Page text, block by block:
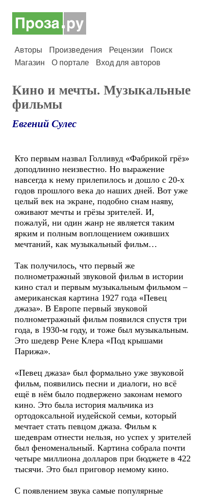
Авторы Произведения Рецензии
Поиск
Магазин
О портале Вход для авторов
Кино и мечты. Музыкальные
фильмы
Евгений Сулес
Кто первым назвал Голливуд «Фабрикой грёз»
доподлинно неизвестно. Но выражение
навсегда к нему прилепилось и дошло с 20-х
годов прошлого века до наших дней. Вот уже
целый век на экране, подобно снам наяву,
оживают мечты и грёзы зрителей. И,
пожалуй, ни один жанр не является таким
ярким и полным воплощением оживших
мечтаний, как музыкальный фильм…
Так получилось, что первый же
полнометражный звуковой фильм в истории
кино стал и первым музыкальным фильмом –
американская картина 1927 года «Певец
джаза». В Европе первый звуковой
полнометражный фильм появился спустя три
года, в 1930-м году, и тоже был музыкальным.
Это шедевр Рене Клера «Под крышами
Парижа».
«Певец джаза» был формально уже звуковой
фильм, появились песни и диалоги, но всё
ещё в нём было подвержено законам немого
кино. Это была история мальчика из
ортодоксальной иудейской семьи, который
мечтает стать певцом джаза. Фильм к
шедеврам отнести нельзя, но успех у зрителей
был феноменальный. Картина собрала почти
четыре миллиона долларов при бюджете в 422
тысячи. Это был приговор немому кино.
С появлением звука самые популярные